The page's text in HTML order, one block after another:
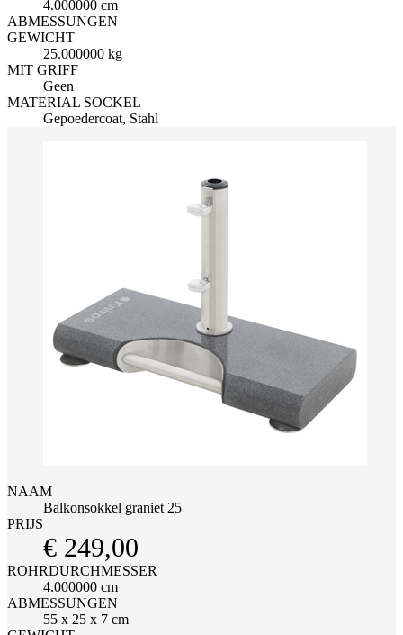
4.000000 cm
ABMESSUNGEN
GEWICHT
25.000000 kg
MIT GRIFF
Geen
MATERIAL SOCKEL
Gepoedercoat, Stahl
NAAM
Balkonsokkel graniet 25
PRIJS
€ 249,00
ROHRDURCHMESSER
4.000000 cm
ABMESSUNGEN
55 x 25 x 7 cm